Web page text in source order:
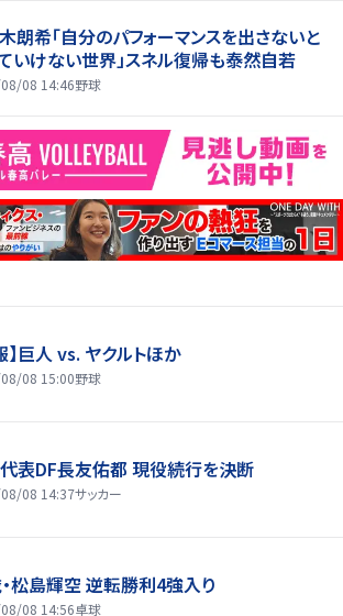
朗希「自分のパフォーマンスを出さないと
いけない世界」スネル復帰も泰然自若
08 14:46野球
】巨人 vs. ヤクルトほか
08 15:00野球
表DF長友佑都 現役続行を決断
08 14:37サッカー
松島輝空 逆転勝利4強入り
08 14:56卓球